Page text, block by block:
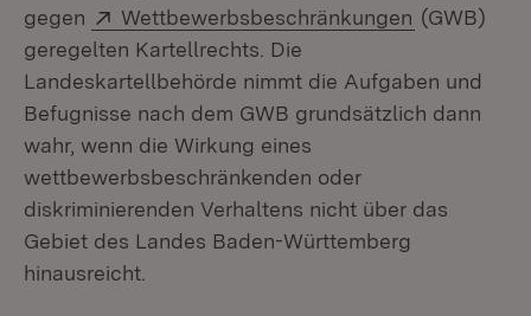
gegen
Extern:
Wettbewerbsbeschränkungen (Öffnet in
(GWB)
geregelten Kartellrechts. Die
Landeskartellbehörde nimmt die Aufgaben und
Befugnisse nach dem GWB grundsätzlich dann
wahr, wenn die Wirkung eines
wettbewerbsbeschränkenden oder
diskriminierenden Verhaltens nicht über das
Gebiet des Landes Baden-Württemberg
hinausreicht.